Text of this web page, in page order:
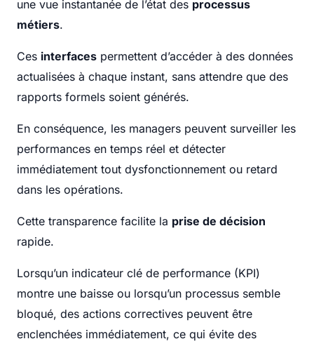
une vue instantanée de l’état des processus
métiers.
Ces interfaces permettent d’accéder à des données
actualisées à chaque instant, sans attendre que des
rapports formels soient générés.
En conséquence, les managers peuvent surveiller les
performances en temps réel et détecter
immédiatement tout dysfonctionnement ou retard
dans les opérations.
Cette transparence facilite la prise de décision
rapide.
Lorsqu’un indicateur clé de performance (KPI)
montre une baisse ou lorsqu’un processus semble
bloqué, des actions correctives peuvent être
enclenchées immédiatement, ce qui évite des